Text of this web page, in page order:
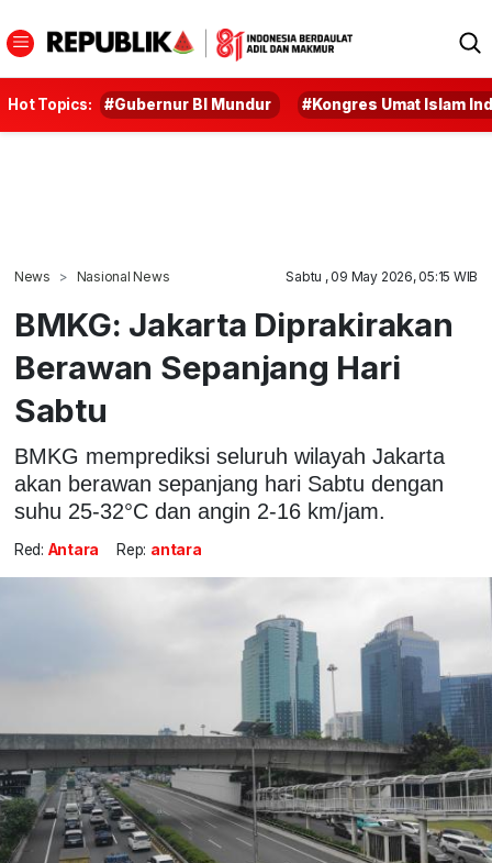
Hot Topics: #Gubernur BI Mundur #Kongres Umat Islam
News Nasional News Sabtu , 09 May 2026, 05:15 WIB
BMKG: Jakarta Diprakirakan
Berawan Sepanjang Hari
Sabtu
BMKG memprediksi seluruh wilayah Jakarta
akan berawan sepanjang hari Sabtu dengan
suhu 25-32°C dan angin 2-16 km/jam.
Red: Antara Rep: antara